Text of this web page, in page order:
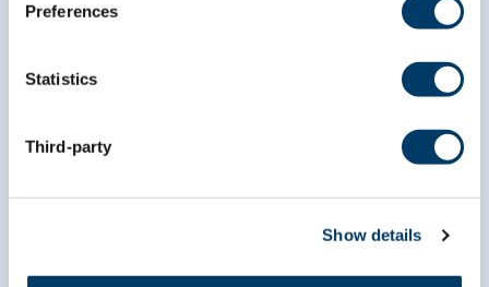
Preferences
Statistics
Third-party
Show details